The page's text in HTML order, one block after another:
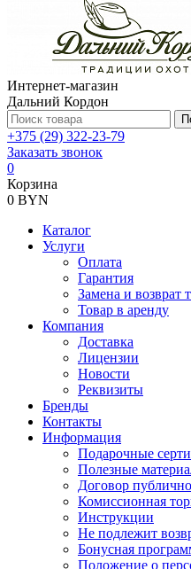
Интернет-магазин
Дальний Кордон
+375 (29) 322-23-79
Заказать звонок
0
Корзина
0 BYN
Каталог
Услуги
Оплата
Гарантия
Замена и возврат
Товар в аренду
Компания
Доставка
Лицензии
Новости
Реквизиты
Бренды
Контакты
Информация
Подарочные
Полезные
Договор
Комиссионная
Инструкции
Не подлежит
Бонусная
Положение о